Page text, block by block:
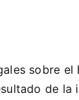
sobre el
de la